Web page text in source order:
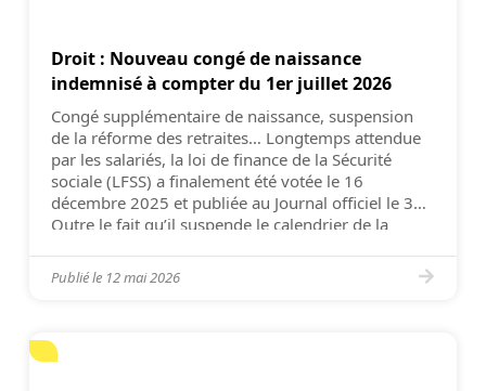
Droit : Nouveau congé de naissance
indemnisé à compter du 1er juillet 2026
Congé supplémentaire de naissance, suspension
de la réforme des retraites… Longtemps attendue
par les salariés, la loi de finance de la Sécurité
sociale (LFSS) a finalement été votée le 16
décembre 2025 et publiée au Journal officiel le 31.
Outre le fait qu’il suspende le calendrier de la
[…]
Publié le 12 mai 2026